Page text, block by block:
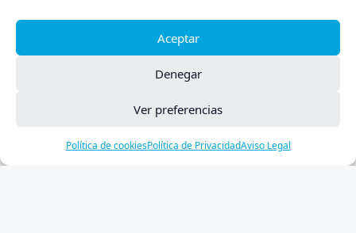
Aceptar
Denegar
Ver preferencias
Política de cookiesPolítica de PrivacidadAviso Legal
Aviso Legal